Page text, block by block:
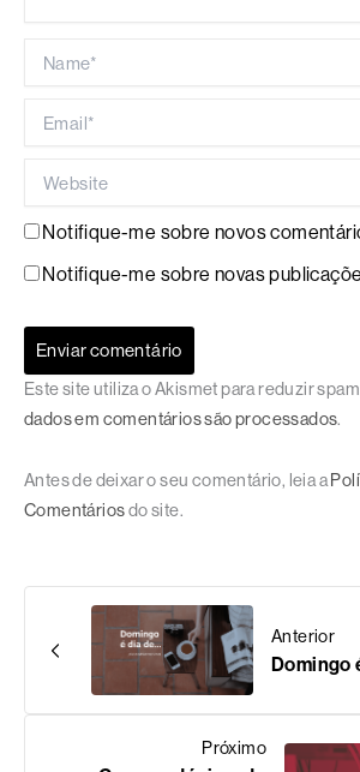
Notifique-me sobre novos
Notifique-me sobre novas
Este site utiliza o Akismet para reduzir
dados em comentários são processados.
Antes de deixar o seu comentário, leia a
Comentáriosdo site.
Anterior
Domingo
Próximo